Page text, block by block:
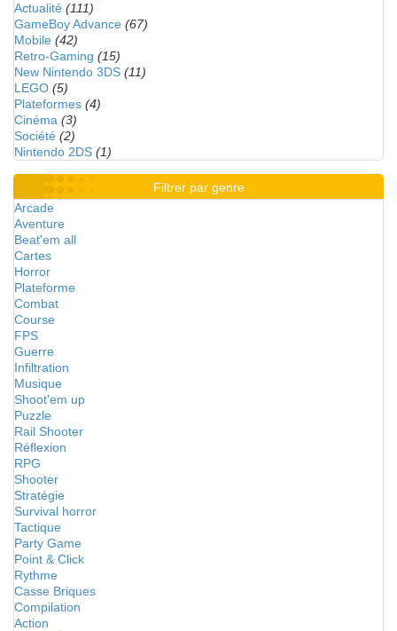
Actualité (111)
GameBoy Advance (67)
Mobile (42)
Retro-Gaming (15)
New Nintendo 3DS (11)
LEGO (5)
Plateformes (4)
Cinéma (3)
Société (2)
Nintendo 2DS (1)
Filtrer par genre
Arcade
Aventure
Beat'em all
Cartes
Horror
Plateforme
Combat
Course
FPS
Guerre
Infiltration
Musique
Shoot'em up
Puzzle
Rail Shooter
Réflexion
RPG
Shooter
Stratégie
Survival horror
Tactique
Party Game
Point & Click
Rythme
Casse Briques
Compilation
Action